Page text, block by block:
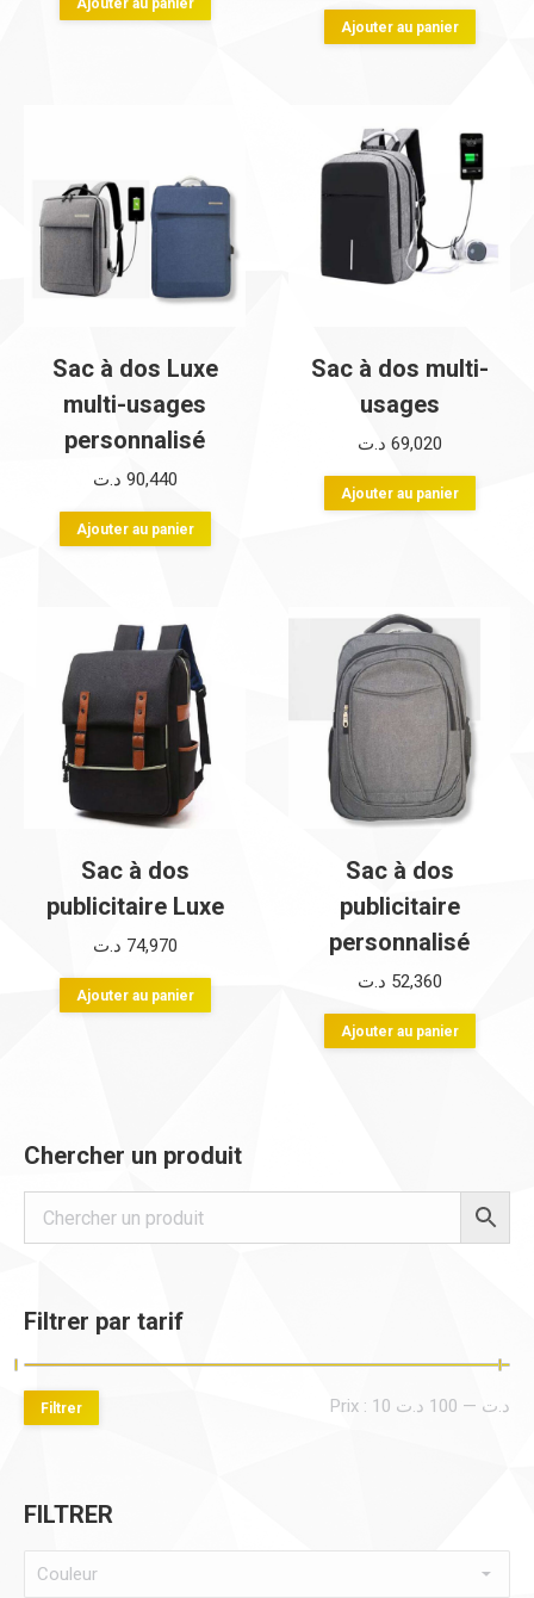
Ajouter au panier
Ajouter au panier
Sac à dos Luxe
multi-usages
personnalisé
90,440 د.ت
Ajouter au panier
Sac à dos multi-
usages
69,020 د.ت
Ajouter au panier
Sac à dos
publicitaire Luxe
74,970 د.ت
Ajouter au panier
Sac à dos
publicitaire
personnalisé
52,360 د.ت
Ajouter au panier
Chercher un produit
Filtrer par tarif
Filtrer Prix : 10 د.ت — 100 د.ت
FILTRER